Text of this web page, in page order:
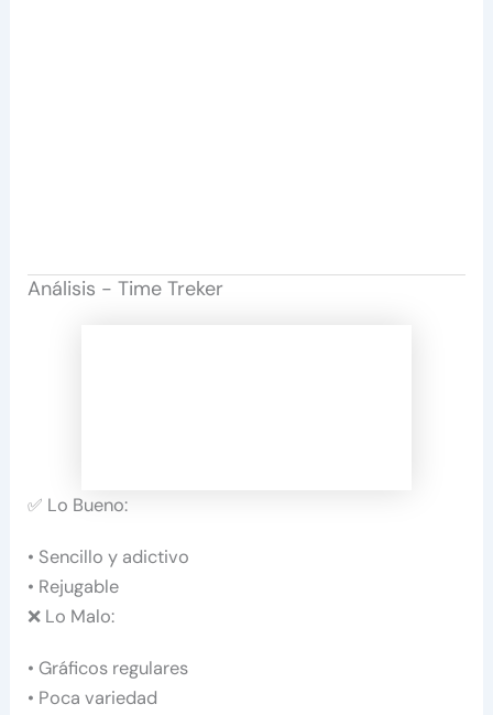
Análisis - Time Treker
✅ Lo Bueno:
• Sencillo y adictivo
• Rejugable
❌ Lo Malo:
• Gráficos regulares
• Poca variedad